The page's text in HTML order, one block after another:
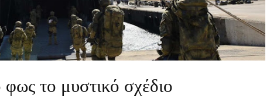
το μυστικό σχέδιο